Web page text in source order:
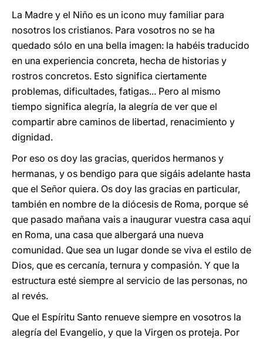
La Madre y el Niño es un icono muy familiar para
nosotros los cristianos. Para vosotros no se ha
quedado sólo en una bella imagen: la habéis traducido
en una experiencia concreta, hecha de historias y
rostros concretos. Esto significa ciertamente
problemas, dificultades, fatigas... Pero al mismo
tiempo significa alegría, la alegría de ver que el
compartir abre caminos de libertad, renacimiento y
dignidad.
Por eso os doy las gracias, queridos hermanos y
hermanas, y os bendigo para que sigáis adelante hasta
que el Señor quiera. Os doy las gracias en particular,
también en nombre de la diócesis de Roma, porque sé
que pasado mañana vais a inaugurar vuestra casa aquí
en Roma, una casa que albergará una nueva
comunidad. Que sea un lugar donde se viva el estilo de
Dios, que es cercanía, ternura y compasión. Y que la
estructura esté siempre al servicio de las personas, no
al revés.
Que el Espíritu Santo renueve siempre en vosotros la
alegría del Evangelio, y que la Virgen os proteja. Por